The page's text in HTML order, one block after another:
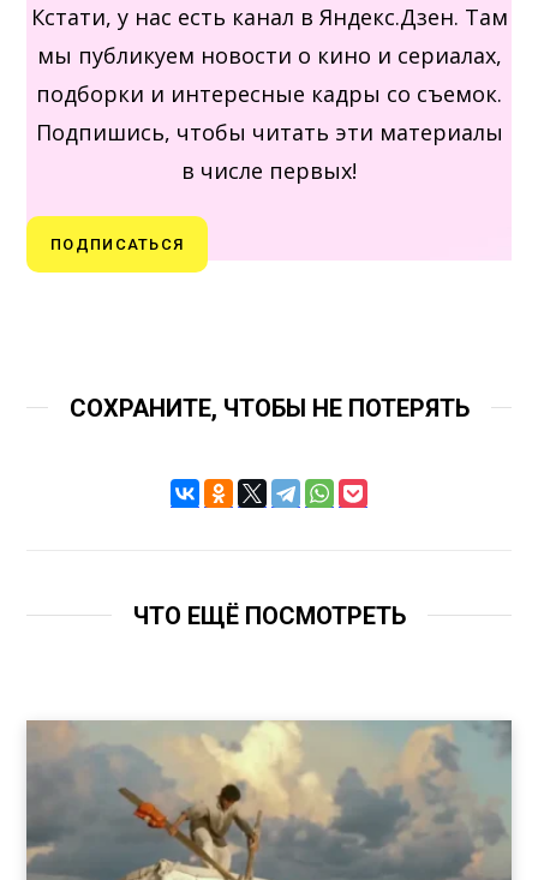
Кстати, у нас есть канал в Яндекс.Дзен. Там
мы публикуем новости о кино и сериалах,
подборки и интересные кадры со съемок.
Подпишись, чтобы читать эти материалы
в числе первых!
ПОДПИСАТЬСЯ
СОХРАНИТЕ, ЧТОБЫ НЕ ПОТЕРЯТЬ
ЧТО ЕЩЁ ПОСМОТРЕТЬ